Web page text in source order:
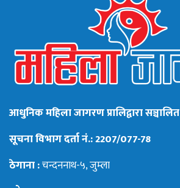
आधुनिक महिला जागरण प्रालिद्वारा सञ्चालित
सूचना विभाग दर्ता नं.: 2207/077-78
ठेगाना :चन्दननाथ-५, जुम्ला